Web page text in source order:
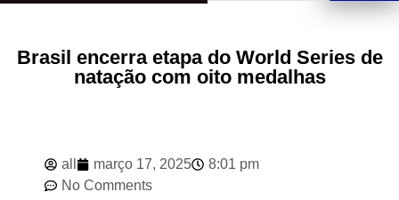
Brasil encerra etapa do World Series de
natação com oito medalhas
all março 17, 2025
8:01 pm
No Comments